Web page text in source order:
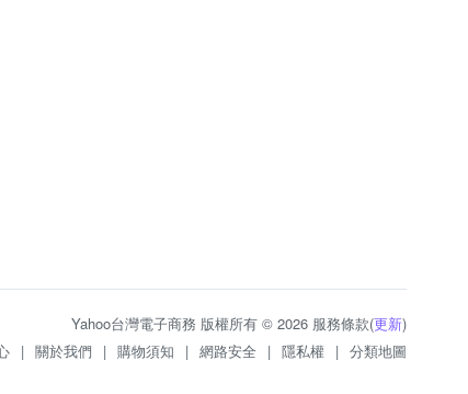
Yahoo台灣電子商務 版權所有 © 2026 服務條款(更新)
| 關於我們 | 購物須知 | 網路安全 | 隱私權 | 分類地圖